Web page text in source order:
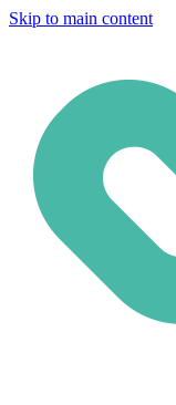
Skip to main content